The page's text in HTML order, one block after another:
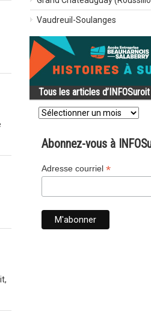
Vaudreuil-Soulanges
Tous les articles d’INFOSuroit
Tous
les
d’INFOSuroit
Abonnez-vous à
Adresse courriel *